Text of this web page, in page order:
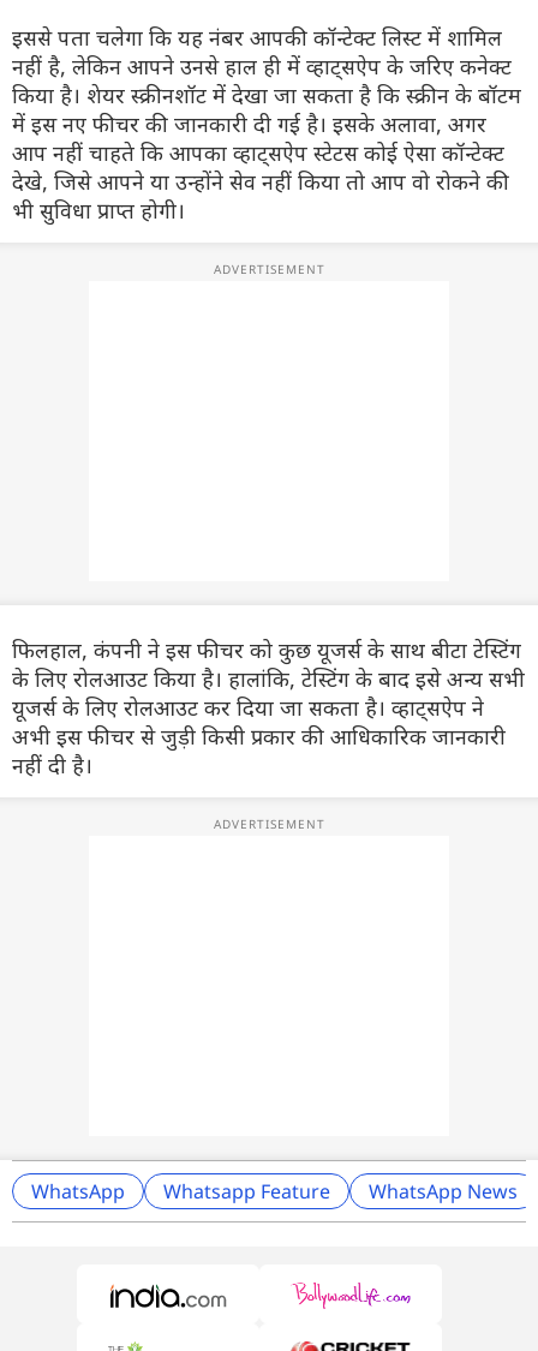
इससे पता चलेगा कि यह नंबर आपकी कॉन्टेक्ट लिस्ट में शामिल
नहीं है, लेकिन आपने उनसे हाल ही में व्हाट्सऐप के जरिए कनेक्ट
किया है। शेयर स्क्रीनशॉट में देखा जा सकता है कि स्क्रीन के बॉटम
में इस नए फीचर की जानकारी दी गई है। इसके अलावा, अगर
आप नहीं चाहते कि आपका व्हाट्सऐप स्टेटस कोई ऐसा कॉन्टेक्ट
देखे, जिसे आपने या उन्होंने सेव नहीं किया तो आप वो रोकने की
भी सुविधा प्राप्त होगी।
फिलहाल, कंपनी ने इस फीचर को कुछ यूजर्स के साथ बीटा टेस्टिंग
के लिए रोलआउट किया है। हालांकि, टेस्टिंग के बाद इसे अन्य सभी
यूजर्स के लिए रोलआउट कर दिया जा सकता है। व्हाट्सऐप ने
अभी इस फीचर से जुड़ी किसी प्रकार की आधिकारिक जानकारी
नहीं दी है।
WhatsApp Whatsapp Feature WhatsApp News